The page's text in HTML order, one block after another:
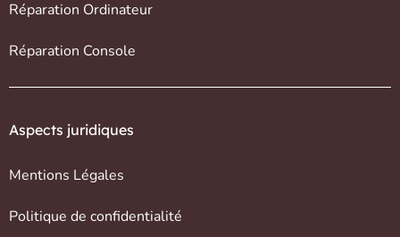
Réparation Ordinateur
Réparation Console
Aspects juridiques
Mentions Légales
Politique de confidentialité